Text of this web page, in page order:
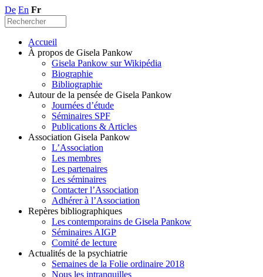
De En Fr
Accueil
À propos de Gisela Pankow
Gisela Pankow sur Wikipédia
Biographie
Bibliographie
Autour de la pensée de Gisela Pankow
Journées d’étude
Séminaires SPF
Publications & Articles
Association Gisela Pankow
L’Association
Les membres
Les partenaires
Les séminaires
Contacter l’Association
Adhérer à l’Association
Repères bibliographiques
Les contemporains de Gisela Pankow
Séminaires AIGP
Comité de lecture
Actualités de la psychiatrie
Semaines de la Folie ordinaire 2018
Nous les intranquilles